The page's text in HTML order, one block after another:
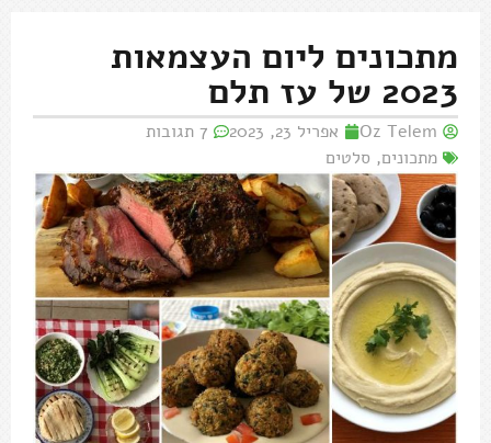
מתכונים ליום העצמאות
2023 של עז תלם
Oz Telem אפריל 23, 2023
7 תגובות
מתכונים, סלטים